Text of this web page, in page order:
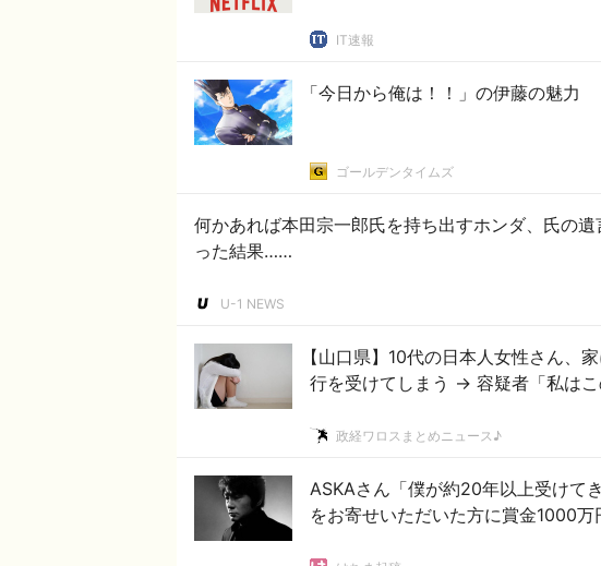
IT速報
「今日から俺は！！」の伊藤の魅力
ゴールデンタイムズ
何かあれば本田宗一郎氏を持ち出すホンダ、氏の
った結果……
U-1 NEWS
【山口県】10代の日本人女性さん、
行を受けてしまう → 容疑者「私はこ
政経ワロスまとめニュース♪
ASKAさん「僕が約20年以上受けて
をお寄せいただいた方に賞金1000万